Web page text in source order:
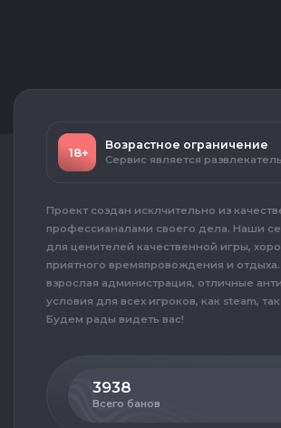
18+
Возрастное ограничение
Сервис является
Проект создан исклчительно из
профессианалами своего дела. Наши
для ценителей качественной игры,
приятного времяпровождения и отдыха.
взрослая администрация, отличные
условия для всех игроков, как steam,
Будем рады видеть вас!
3938
Всего банов